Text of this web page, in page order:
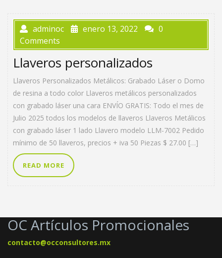
adminoc enero 13, 2022
0
Comments
Llaveros personalizados
Llaveros Personalizados Metálicos: Grabado Láser o Domo
de resina a todo color Llaveros metálicos personalizados
con grabado láser una cara ENVÍO GRATIS: Todo el mes de
Julio 2025 todos los modelos de llaveros Llaveros Metálicos
con grabado láser 1 lado Llavero modelo LLM-7002 Pedido
mínimo de 50 llaveros, precios + iva 50 Piezas $ 27.00 […]
READ MORE
OC Artículos Promocionales
contacto@occonsultores.mx